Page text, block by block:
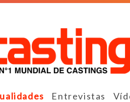
Entrevistas